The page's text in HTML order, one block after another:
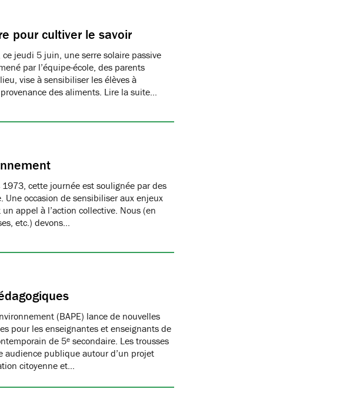
pour cultiver le savoir
jeudi 5 juin, une serre solaire passive
par l’équipe-école, des parents
vise à sensibiliser les élèves à
des aliments. Lire la suite…
cette journée est soulignée par des
occasion de sensibiliser aux enjeux
appel à l’action collective. Nous (en
etc.) devons…
(BAPE) lance de nouvelles
pour les enseignantes et enseignants de
de 5ᵉ secondaire. Les trousses
audience publique autour d’un projet
citoyenne et…